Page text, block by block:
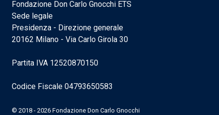
Fondazione Don Carlo Gnocchi ETS
Sede legale
Presidenza - Direzione generale
20162 Milano - Via Carlo Girola 30
Partita IVA 12520870150
Codice Fiscale 04793650583
© 2018 - 2026 Fondazione Don Carlo Gnocchi